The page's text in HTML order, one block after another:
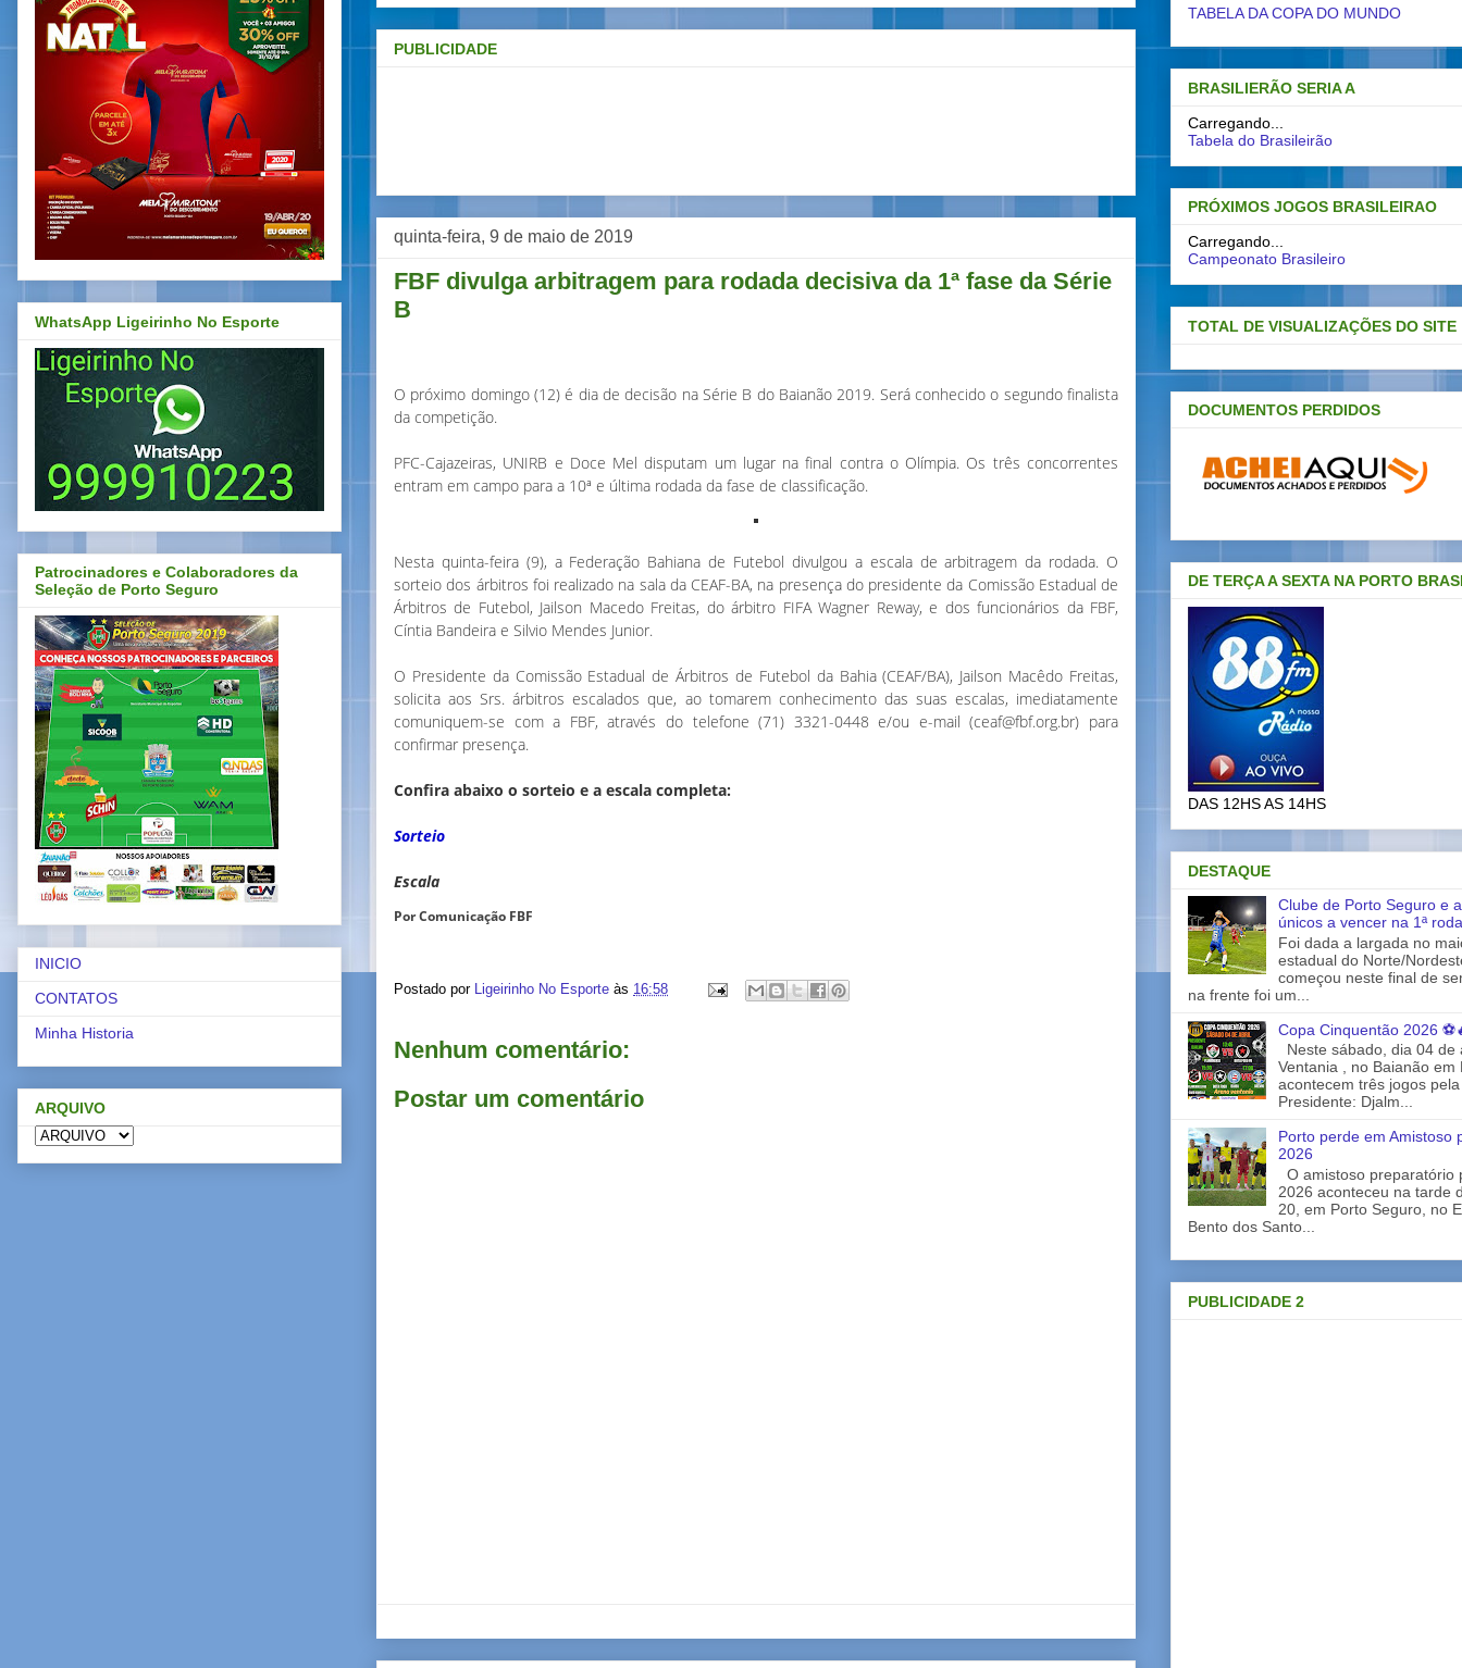
PUBLICIDADE
quinta-feira, 9 de maio de 2019
FBF divulga arbitragem para rodada decisiva da 1ª fase da Série
B
O próximo domingo (12) é dia de decisão na Série B do Baianão 2019. Será conhecido o segundo finalista
da competição.
PFC-Cajazeiras, UNIRB e Doce Mel disputam um lugar na final contra o Olímpia. Os três concorrentes
entram em campo para a 10ª e última rodada da fase de classificação.
Nesta quinta-feira (9), a Federação Bahiana de Futebol divulgou a escala de arbitragem da rodada. O
sorteio dos árbitros foi realizado na sala da CEAF-BA, na presença do presidente da Comissão Estadual de
Árbitros de Futebol, Jailson Macedo Freitas, do árbitro FIFA Wagner Reway, e dos funcionários da FBF,
Cíntia Bandeira e Silvio Mendes Junior.
O Presidente da Comissão Estadual de Árbitros de Futebol da Bahia (CEAF/BA), Jailson Macêdo Freitas,
solicita aos Srs. árbitros escalados que, ao tomarem conhecimento das suas escalas, imediatamente
comuniquem-se com a FBF, através do telefone (71) 3321-0448 e/ou e-mail (ceaf@fbf.org.br) para
confirmar presença.
Confira abaixo o sorteio e a escala completa:
Sorteio
Escala
Por Comunicação FBF
Postado por Ligeirinho No Esporte às 16:58
Nenhum comentário:
Postar um comentário
WhatsApp Ligeirinho No Esporte
Patrocinadores e Colaboradores da
Seleção de Porto Seguro
INICIO
CONTATOS
Minha Historia
ARQUIVO
TABELA DA COPA DO MUNDO
BRASILIERÃO SERIA A
Carregando...
Tabela do Brasileirão
PRÓXIMOS JOGOS BRASILEIRAO
Carregando...
Campeonato Brasileiro
TOTAL DE VISUALIZAÇÕES DO SITE
DOCUMENTOS PERDIDOS
DE TERÇA A SEXTA NA PORTO
DAS 12HS AS 14HS
DESTAQUE
Clube de Porto Seguro e
únicos a vencer na 1ª
Foi dada a largada no
estadual do Norte/
começou neste final de
na frente foi um...
Copa Cinquentão 2026
Neste sábado, dia 04 de
Ventania , no Baianão em
acontecem três jogos
Presidente: Djalm...
Porto perde em Amistoso
2026
O amistoso preparatório
2026 aconteceu na tarde
20, em Porto Seguro, no
Bento dos Santo...
PUBLICIDADE 2